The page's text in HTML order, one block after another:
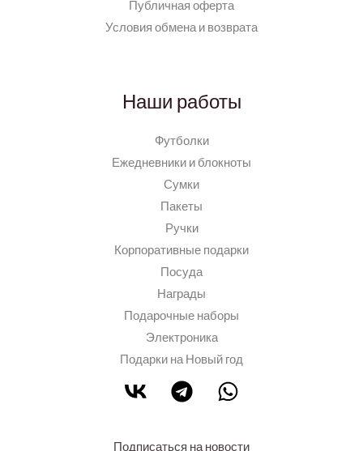
Публичная оферта
Условия обмена и возврата
Наши работы
Футболки
Ежедневники и блокноты
Сумки
Пакеты
Ручки
Корпоративные подарки
Посуда
Награды
Подарочные наборы
Электроника
Подарки на Новый год
Подписаться на новости